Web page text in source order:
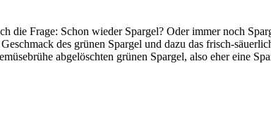
die Frage: Schon wieder Spargel? Oder immer noch
des grünen Spargel und dazu das frisch-
abgelöschten grünen Spargel, also eher eine